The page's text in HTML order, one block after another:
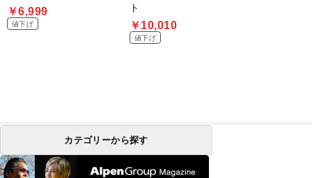
￥6,999
値下げ
ト
￥10,010
値下げ
カテゴリーから探す